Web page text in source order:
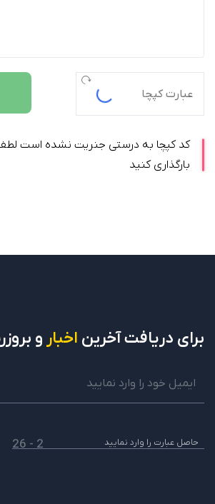
کد کپچا به درستی جنریت نشده است
بارگذاری کنید
برای دریافتآخرین اخبار و
2 - 26